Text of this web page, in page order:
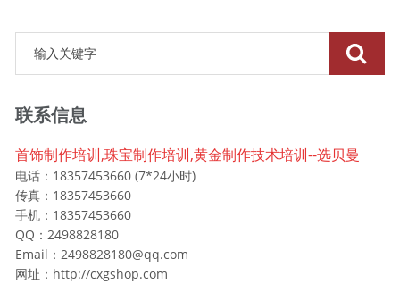
联系信息
首饰制作培训,珠宝制作培训,黄金制作技术培训--选贝曼
电话：18357453660 (7*24小时)
传真：18357453660
手机：18357453660
QQ：2498828180
Email：2498828180@qq.com
网址：http://cxgshop.com